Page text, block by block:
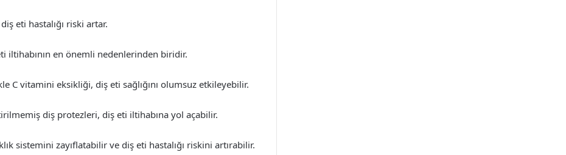
eti hastalığı riski artar.
en önemli nedenlerinden biridir.
C vitamini eksikliği, diş eti sağlığını olumsuz etkileyebilir.
diş protezleri, diş eti iltihabına yol açabilir.
sistemini zayıflatabilir ve diş eti hastalığı riskini artırabilir.